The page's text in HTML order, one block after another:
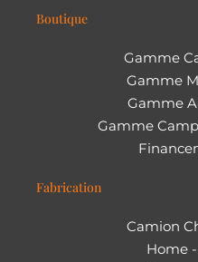
Boutique
Gamme
Gamme
Gamme
Gamme
Fabrication
Camion
Home